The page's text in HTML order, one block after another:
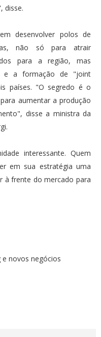
disse.
desenvolver polos de
não só para atrair
para a região, mas
e a formação de "joint
países. "O segredo é o
aumentar a produção
disse a ministra da
interessante. Quem
em sua estratégia uma
à frente do mercado para
novos negócios